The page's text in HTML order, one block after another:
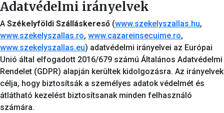
Adatvédelmi irányelvek
A Székelyföldi Szálláskereső (www.szekelyszallas.hu,
www.szekelyszallas.ro, www.cazareinsecuime.ro,
www.szekelyszallas.eu) adatvédelmi irányelvei az Európai
Unió által elfogadott 2016/679 számú Általános Adatvédelmi
Rendelet (GDPR) alapján kerültek kidolgozásra. Az irányelvek
célja, hogy biztosítsák a személyes adatok védelmét és
átlátható kezelést biztosítsanak minden felhasználó
számára.